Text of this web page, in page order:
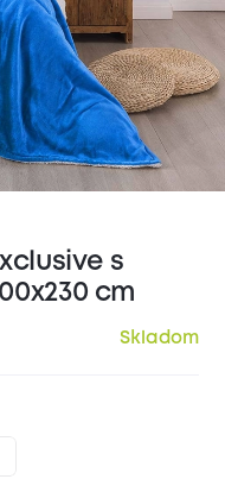
s
cm
Skladom